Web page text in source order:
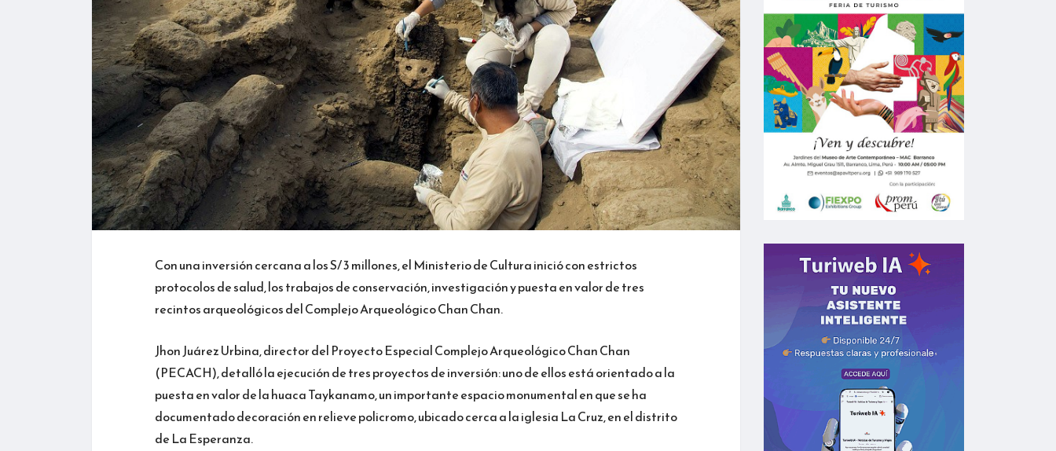
Con una inversión cercana a los S/ 3 millones, el Ministerio de Cultura inició con estrictos
protocolos de salud, los trabajos de conservación, investigación y puesta en valor de tres
recintos arqueológicos del Complejo Arqueológico Chan Chan.
Jhon Juárez Urbina, director del Proyecto Especial Complejo Arqueológico Chan Chan
(PECACH), detalló la ejecución de tres proyectos de inversión: uno de ellos está orientado a la
puesta en valor de la huaca Taykanamo, un importante espacio monumental en que se ha
documentado decoración en relieve policromo, ubicado cerca a la iglesia La Cruz, en el distrito
de La Esperanza.